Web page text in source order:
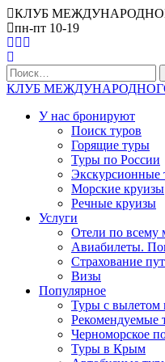
КЛУБ МЕЖДУНАРОДНОГО
пн-пт 10-19
Найти:
КЛУБ
У нас бронируют
Поиск туров
Горящие туры
Туры по России
Экскурсионные
Морские круизы
Речные круизы
Услуги
Отели по всему
Авиабилеты.
Страхование
Визы
Популярное
Туры с вылетом
Рекомендуемые
Черноморское
Туры в Крым